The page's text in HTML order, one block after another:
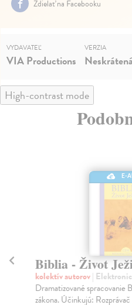
Zdielať na Facebooku
VYDAVATEĽ
VIA Productions
VERZIA
Neskrátená
High-contrast mode
E-
Biblia - Život
kolektív autorov|
Dramatizované spracovanie
zákona. Účinkujú: